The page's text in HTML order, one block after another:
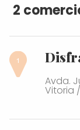
2
Avda.
Vitoria